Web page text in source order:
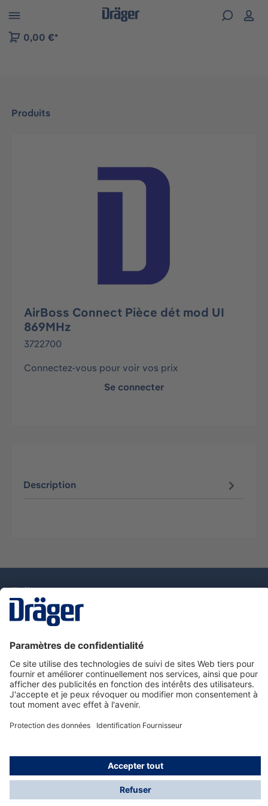
to B2B platform navigation
0,00 €*
Produits
Ignorer la galerie d'images
AirBoss Connect Pièce dét mod UI
869MHz
3722700
Connectez-vous pour voir vos prix
Se connecter
Description
Nous contacter
Service de e-commande Dräger
Informations sur les produits
© Dräger France SAS, 2024
*Prix hors taxe. Frais de gestion et de livraison standard
offerts; Indépendamment de la valeur ou du volume de